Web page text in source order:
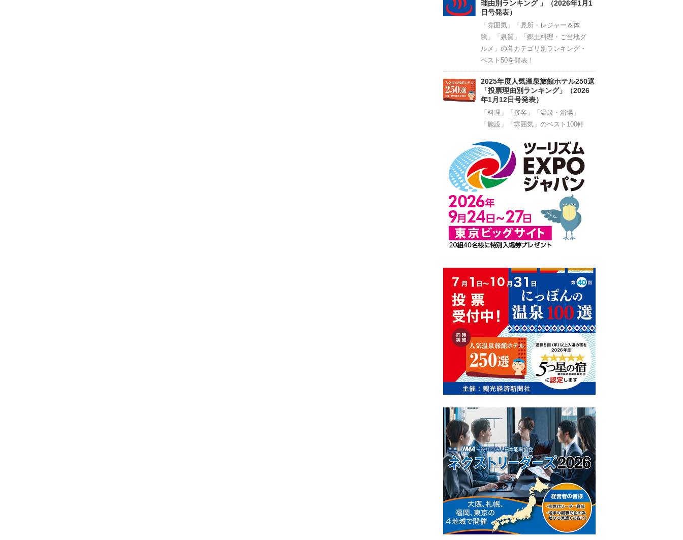
理由別ランキング 」（2026年1月1
日号発表）
「雰囲気」「見所・レジャー＆体
験」「泉質」「郷土料理・ご当地グ
ルメ」の各カテゴリ別ランキング・
ベスト50を発表！
2025年度人気温泉旅館ホテル250選
「投票理由別ランキング」（2026
年1月12日号発表）
「料理」「接客」「温泉・浴場」
「施設」「雰囲気」のベスト100軒